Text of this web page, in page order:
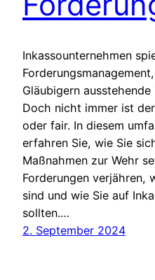
Inkassounternehmen
Gläubigern
Doch nicht immer ist
oder fair. In diesem
erfahren Sie, wie Sie
Maßnahmen zur Wehr
Forderungen verjähren,
sind und wie Sie auf
sollten.…
2. September 2024